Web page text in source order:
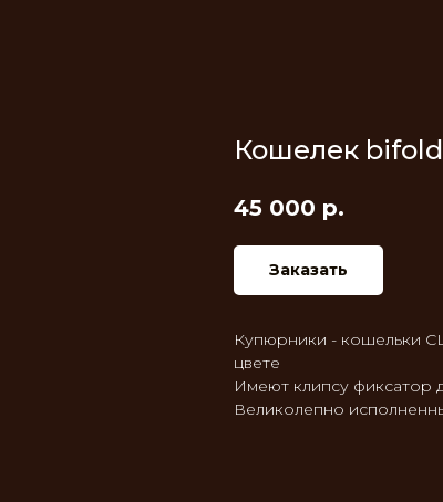
Кошелек bifold
45 000 р.
Заказать
Купюрники - кошельки
цвете
Имеют клипсу фиксатор
Великолепно